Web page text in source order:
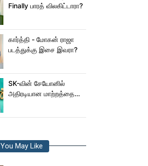
Finally பாரத் விலகிட்டாரா?
கார்த்தி - மோகன் ராஜா
படத்துக்கு இசை இவரா?
SK-வின் சேயோனில்
அதிரடியான மாற்றத்தை
You May Like